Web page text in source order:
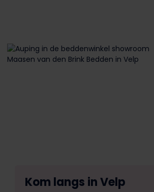
Kom langs in Velp